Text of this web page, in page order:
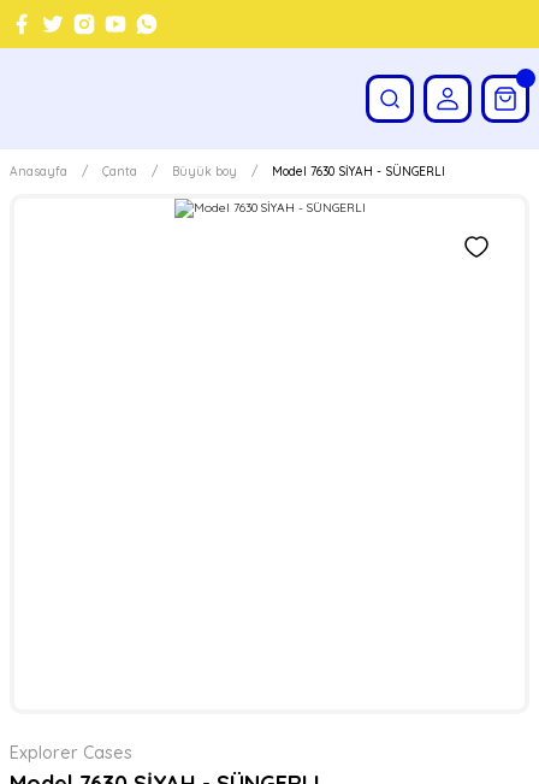
Anasayfa Çanta Büyük boy Model 7630 SİYAH - SÜNGERLI
Explorer Cases